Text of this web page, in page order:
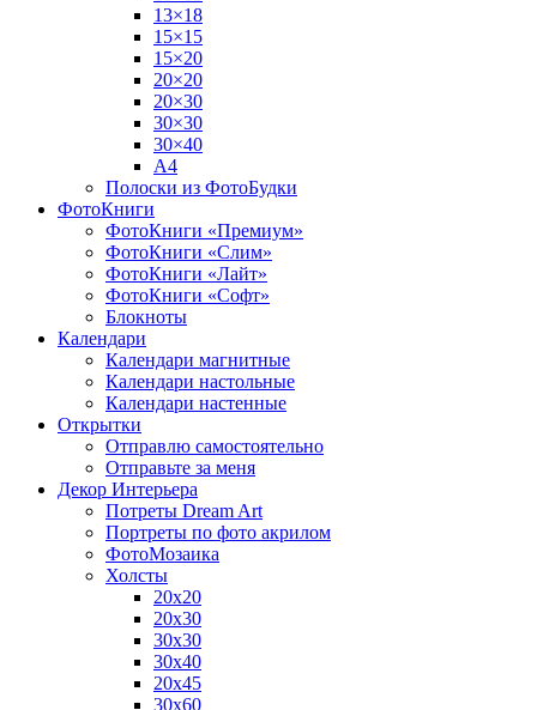
13×18
15×15
15×20
20×20
20×30
30×30
30×40
A4
Полоски из ФотоБудки
ФотоКниги
ФотоКниги «Премиум»
ФотоКниги «Слим»
ФотоКниги «Лайт»
ФотоКниги «Софт»
Блокноты
Календари
Календари магнитные
Календари настольные
Календари настенные
Открытки
Отправлю самостоятельно
Отправьте за меня
Декор Интерьера
Потреты Dream Art
Портреты по фото акрилом
ФотоМозаика
Холсты
20х20
20х30
30х30
30х40
20х45
30х60